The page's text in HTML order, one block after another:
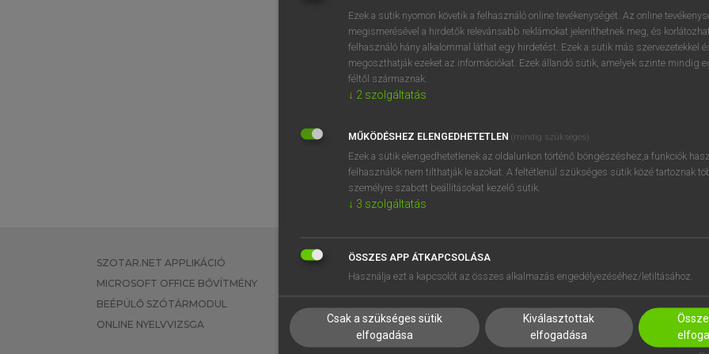
BELÉPÉS
próbaverziójának
regisztrálok ésbelépek.
REGISZTRÁCIÓ
SZOTAR.NET APPLIKÁCIÓ
MICROSOFT OFFICE BŐVÍTMÉNY
BEÉPÜLŐ SZÓTÁRMODUL
ONLINE NYELVVIZSGA
EGYÉNI FELHASZNÁLÓKNAK
TANULÓKNAK
VÁLLALATI MEGOLDÁSOK
SÚGÓ
RÓLUNK
SÜTI BEÁLLÍTÁSOK
Ezek a sütik nyomon követik a felhasználó online tevékenységét. Az online
megismerésével a hirdetők relevánsabb reklámokat jeleníthetnek meg, és
felhasználó hány alkalommal láthat egy hirdetést. Ezek a sütik más szervezetekkel
megoszthatják ezeket az információkat. Ezek állandó sütik, amelyek szinte mindig
féltől származnak.
↓ 2 szolgáltatás
MŰKÖDÉSHEZ ELENGEDHETETLEN (mindig szükséges)
Ezek a sütik elengedhetetlenek az oldalunkon történő böngészéshez,a funkciók
felhasználók nem tilthatják le azokat. A feltétlenül szükséges sütik közé tartoznak
személyre szabott beállításokat kezelő sütik.
↓ 3 szolgáltatás
ÖSSZES APP ÁTKAPCSOLÁSA
Használja ezt a kapcsolót az összes alkalmazás engedélyezéséhez/letiltásához.
Csak a szükséges sütik
elfogadása
Kiválasztottak
elfogadása